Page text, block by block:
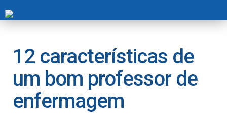
12 características de
um bom professor de
enfermagem